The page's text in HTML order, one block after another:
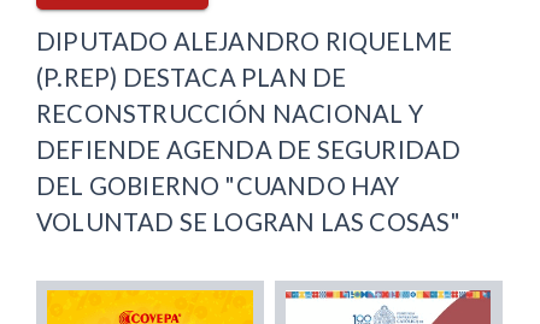
DIPUTADO ALEJANDRO RIQUELME
(P.REP) DESTACA PLAN DE
RECONSTRUCCIÓN NACIONAL Y
DEFIENDE AGENDA DE SEGURIDAD
DEL GOBIERNO "CUANDO HAY
VOLUNTAD SE LOGRAN LAS COSAS"